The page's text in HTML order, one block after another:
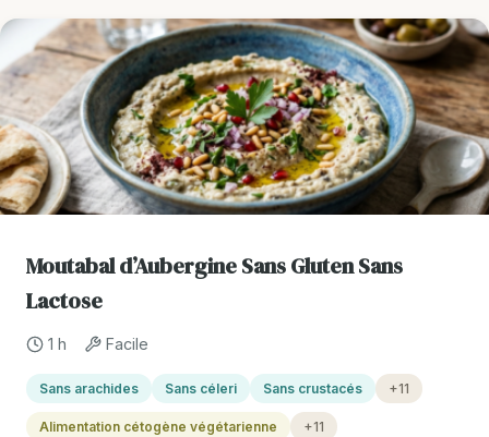
Moutabal d’Aubergine Sans Gluten Sans
Lactose
1 h Facile
Sans arachides Sans céleri Sans crustacés +11
Alimentation cétogène végétarienne +11